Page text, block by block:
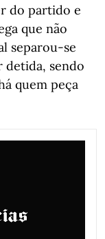
do partido e
que não
separou-se
detida, sendo
quem peça